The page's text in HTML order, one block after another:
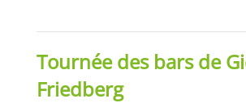
Tournée des bars de
Friedberg